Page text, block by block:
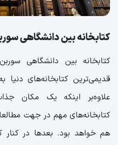
کتابخانه بین دانشگاهی
کتابخانه بین دانشگاهی
قدیمی‌ترین کتابخانه‌های دنیا
علاوه‌بر اینکه یک مکان
کتابخانه‌های مهم در جهت
هم خواهد بود. بعدها در کنار